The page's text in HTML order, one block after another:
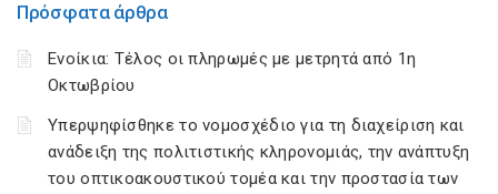
Πρόσφατα άρθρα
Ενοίκια: Τέλος οι πληρωμές με μετρητά από 1η
Οκτωβρίου
Υπερψηφίσθηκε το νομοσχέδιο για τη διαχείριση και
ανάδειξη της πολιτιστικής κληρονομιάς, την ανάπτυξη
του οπτικοακουστικού τομέα και την προστασία των